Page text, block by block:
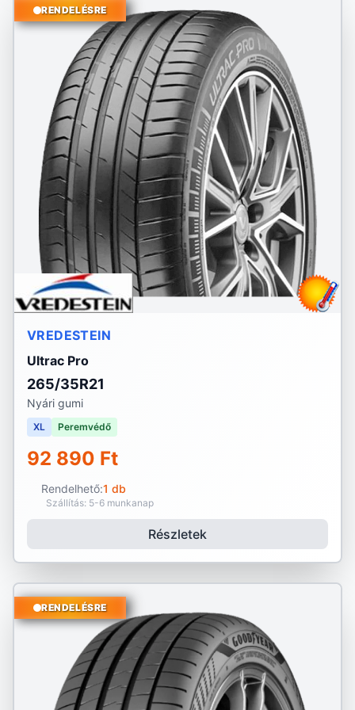
RENDELÉSRE
VREDESTEIN
Ultrac Pro
265/35R21
Nyári gumi
XL Peremvédő
92 890 Ft
Rendelhető:1 db
Szállítás: 5-6 munkanap
Részletek
RENDELÉSRE